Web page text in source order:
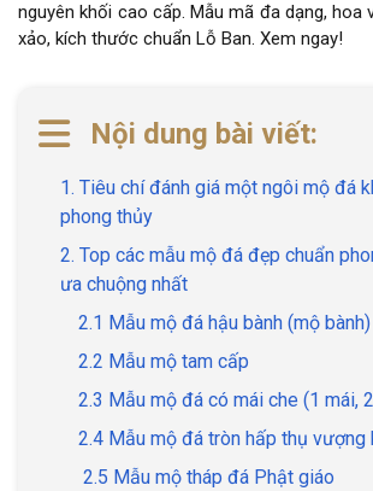
nguyên khối cao cấp. Mẫu mã đa dạng, hoa
xảo, kích thước chuẩn Lỗ Ban. Xem ngay!
Nội dung bài viết:
1. Tiêu chí đánh giá một ngôi mộ đá
phong thủy
2. Top các mẫu mộ đá đẹp chuẩn
ưa chuộng nhất
2.1 Mẫu mộ đá hậu bành (mộ bành)
2.2 Mẫu mộ tam cấp
2.3 Mẫu mộ đá có mái che (1 mái,
2.4 Mẫu mộ đá tròn hấp thụ vượng
2.5 Mẫu mộ tháp đá Phật giáo